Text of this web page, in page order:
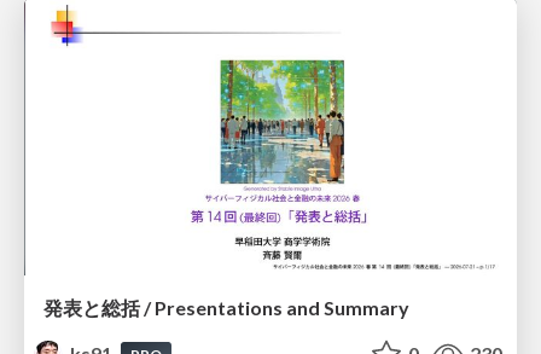
発表と総括 / Presentations and Summary